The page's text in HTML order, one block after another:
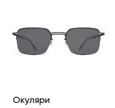
Інші кольори
Окуляри